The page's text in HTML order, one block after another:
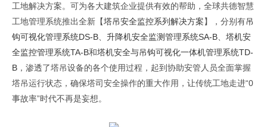
工地解决方案。可为各大建筑企业提供有效的帮助，全球共德智慧
工地管理系统推出全新【塔吊安全监控系列解决方案】，分别有吊
钩可视化管理系统DS-B 升降机安全监测管理系统SA-B
塔机安
全监控管理系统TA-B和塔机安全与吊钩可视化一体机管理系统TD-
B ，渗透了塔吊设备的各个使用过程，起到协助安管人员全面掌握
塔吊运行状态，确保塔司安全操作的重大作用，让传统工地走进“0
事故率”时代不再是妄想。